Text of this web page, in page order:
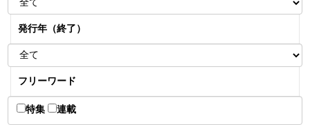
発行年（終了）
フリーワード
特集 連載